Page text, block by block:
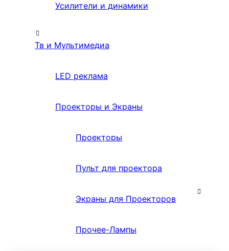
Усилители и динамики
Тв и Мультимедиа
LED реклама
Проекторы и Экраны
Проекторы
Пульт для проектора
Экраны для Проекторов
Прочее-Лампы